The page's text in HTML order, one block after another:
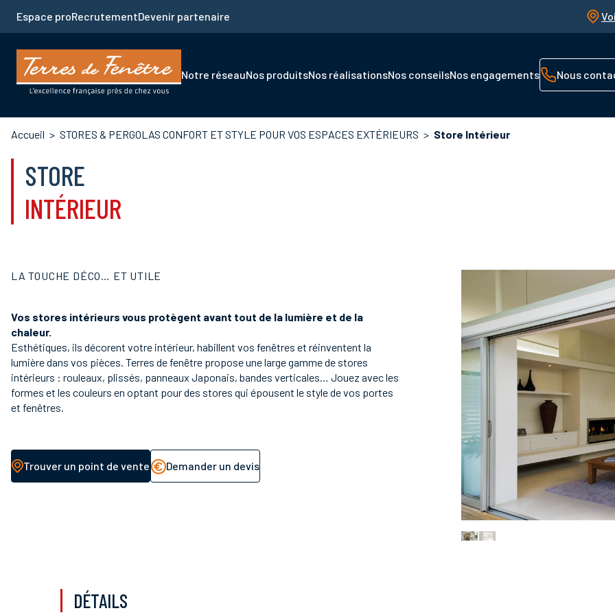
contenu
principal
Espace proRecrutementDevenir partenaire
Navigation
Notre réseauNos produitsNos réalisationsNos conseilsNos engagements Nous
Fil
Accueil STORES & PERGOLAS CONFORT ET STYLE POUR VOS ESPACES EXTÉRIEURS Store Intérieur
STORE
INTÉRIEUR
LA TOUCHE DÉCO… ET UTILE
Vos stores intérieurs vous protègent avant tout de la lumière et de la
chaleur.
Esthétiques, ils décorent votre intérieur, habillent vos fenêtres et réinventent la
lumière dans vos pièces. Terres de fenêtre propose une large gamme de stores
intérieurs : rouleaux, plissés, panneaux Japonais, bandes verticales… Jouez avec les
formes et les couleurs en optant pour des stores qui épousent le style de vos portes
et fenêtres.
Trouver un point de vente Demander un devis
DÉTAILS